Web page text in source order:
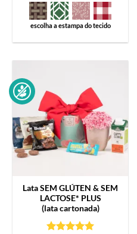
escolha a estampa do tecido
LataSEM GLÚTEN & SEM
LACTOSE* PLUS
(lata cartonada)